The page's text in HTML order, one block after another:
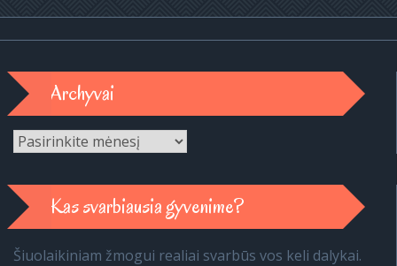
Archyvai
Archyvai
Kas svarbiausia gyvenime?
Šiuolaikiniam žmogui realiai svarbūs vos keli dalykai.